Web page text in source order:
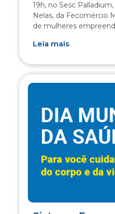
19h, no Sesc
Nelas, da Fecomércio
de mulheres
Leia mais